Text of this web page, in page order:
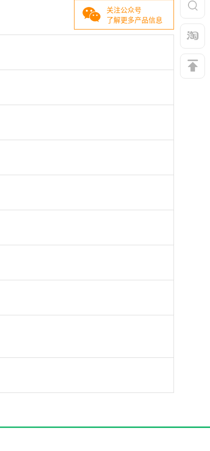
关注公众号
了解更多产品信息